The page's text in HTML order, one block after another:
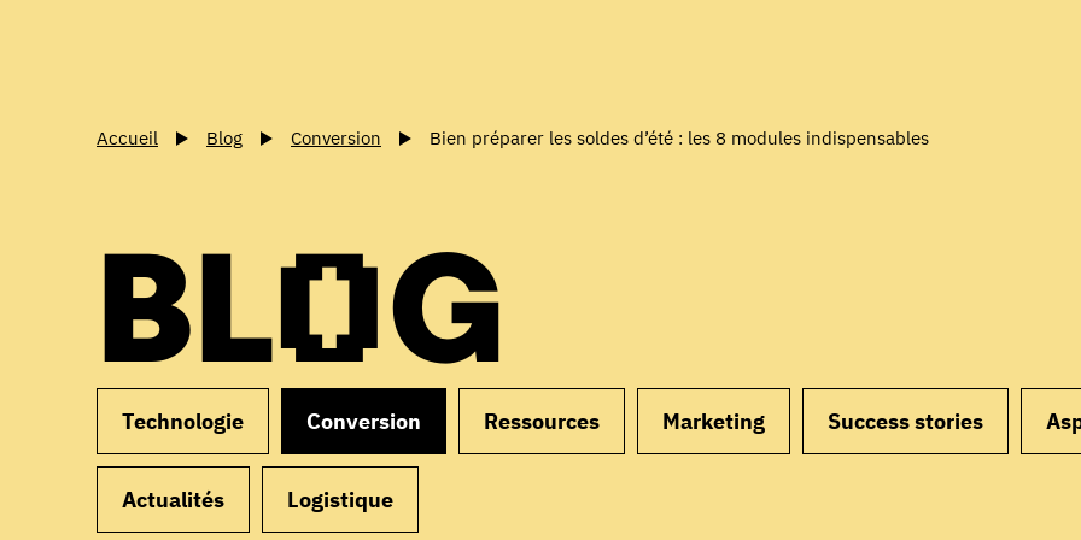
Accueil Blog Conversion Bien préparer les soldes d’été : les 8 modules indispensables
BLOG
Technologie Conversion Ressources Marketing Success stories
Actualités Logistique